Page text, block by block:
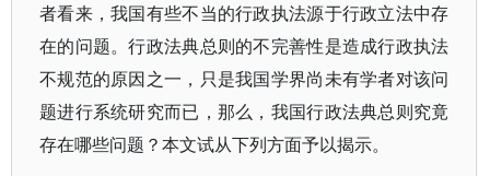
者看来，我国有些不当的行政执法源于行政立法中存
在的问题。行政法典总则的不完善性是造成行政执法
不规范的原因之一，只是我国学界尚未有学者对该问
题进行系统研究而已，那么，我国行政法典总则究竟
存在哪些问题？本文试从下列方面予以揭示。